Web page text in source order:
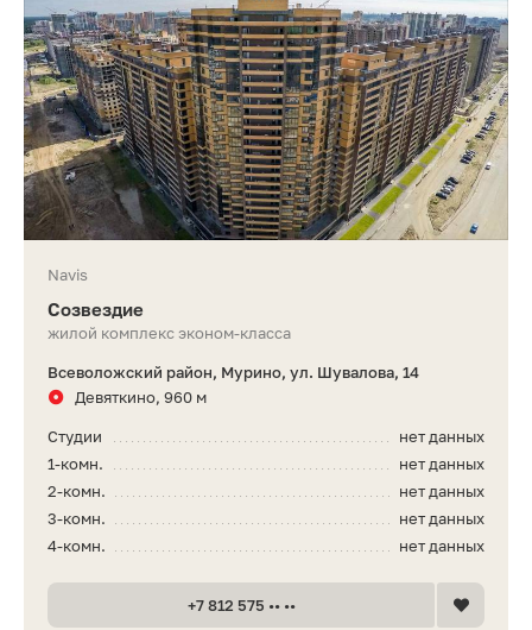
Navis
Созвездие
жилой комплекс эконом-класса
Всеволожский район, Мурино, ул. Шувалова, 14
Девяткино, 960 м
нет данных
Студии
нет данных
1-комн.
нет данных
2-комн.
нет данных
3-комн.
нет данных
4-комн.
+7 812 575 •• ••